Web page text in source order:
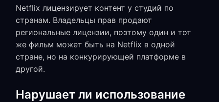
Netflix лицензирует контент у студий по
странам. Владельцы прав продают
региональные лицензии, поэтому один и тот
же фильм может быть на Netflix в одной
стране, но на конкурирующей платформе в
другой.
Нарушает ли использование